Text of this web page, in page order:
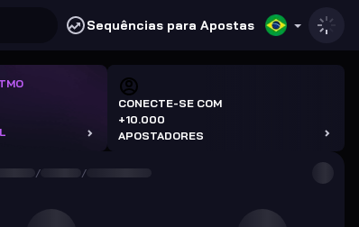
Sequências para Apostas
CONECTE-SE COM
+10.000
APOSTADORES
/ /